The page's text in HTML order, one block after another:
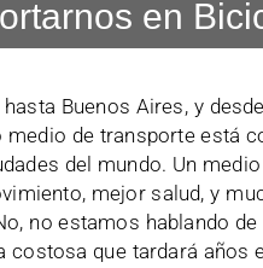
en
Buenos Aires, y
medio de transporte está
del mundo. Un
mejor salud, y
no estamos hablando
costosa que tardará años